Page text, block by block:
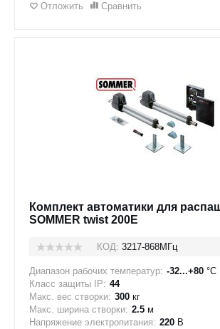
Отложить Сравнить
Комплект автоматики для
SOMMER twist 200E
КОД: 3217-868МГц
Диапазон рабочих температур: -32...+80 °C
Класс защиты IP: 44
Макс. вес створки: 300 кг
Макс. ширина створки: 2.5 м
Напряжение электропитания: 220 В